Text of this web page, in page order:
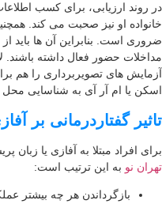
روند ارزیابی، برای کسب اطلاعات
او نیز صحبت می کند.
است. بنابراین آن ها باید از
حضور فعال داشته
های تصویربرداری را هم
یا ام آر آی به شناسایی
گفتاردرمانی بر
افراد مبتلا به آفازی یا زبان
نو به این ترتیب است:
بازگرداندن هر چه بیشتر